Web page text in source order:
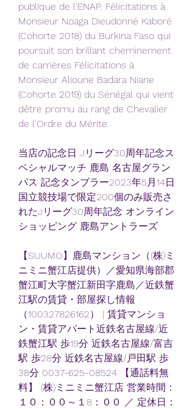
publique de l'ENAP. Félicitations à
Monsieur Noaga Dieudonné Kaboré
(Cohorte 2018) du Burkina Faso qui
poursuit son brillant cheminement
de carrières Félicitations à
Monsieur Alioune Badara Niane
(Cohorte 2019) du Sénégal qui vient
dêtre promu au rang de Chevalier
de l'Ordre du Mérite.
当店の記念日 Jリーグ30周年記念ス
ペシャルマッチ 鹿島 名古屋グラン
パス 記念タンブラー2023年5月14日
国立競技場で限定200個のみ販売さ
れたJリーグ30周年記念 オンライン
ショッピング 鹿島アントラーズ
【SUUMO】鹿島マンション（(株)ミ
ニミニ蟹江店提供）／愛知県海部郡
蟹江町大字蟹江新田字鹿島／近鉄蟹
江駅の賃貸・部屋探し情報
（100327826162） | 賃貸マンショ
ン・賃貸アパート近鉄名古屋線/近
鉄蟹江駅 歩19分 近鉄名古屋線/富吉
駅 歩28分 近鉄名古屋線/戸田駅 歩
38分 0037-625-08524 【通話料無
料】 (株)ミニミニ蟹江店 営業時間：
１０：００～１8：００ ／ 定休日：